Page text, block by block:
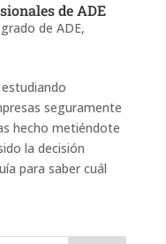
de ADE
grado de ADE,
seguramente
hecho metiéndote
la decisión
para saber cuál